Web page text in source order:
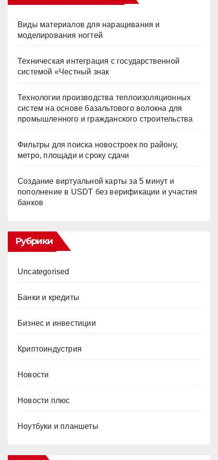
Виды материалов для наращивания и
моделирования ногтей
Техническая интеграция с государственной
системой «Честный знак
Технологии производства теплоизоляционных
систем на основе базальтового волокна для
промышленного и гражданского строительства
Фильтры для поиска новостроек по району,
метро, площади и сроку сдачи
Создание виртуальной карты за 5 минут и
пополнение в USDT без верификации и участия
банков
Рубрики
Uncategorised
Банки и кредиты
Бизнес и инвестиции
Криптоиндустрия
Новости
Новости плюс
Ноутбуки и планшеты